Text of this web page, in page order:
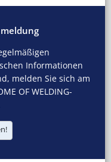
Informationen
melden Sie sich am
OF WELDING-